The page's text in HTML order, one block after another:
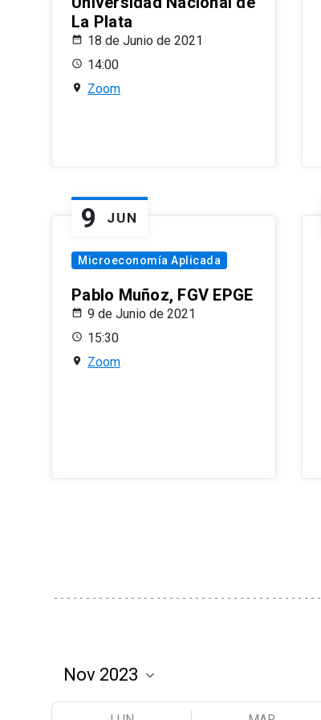
La Plata
18 de Junio de 2021
14:00
Zoom
9 JUN
Microeconomía Aplicada
Pablo Muñoz, FGV EPGE
9 de Junio de 2021
15:30
Zoom